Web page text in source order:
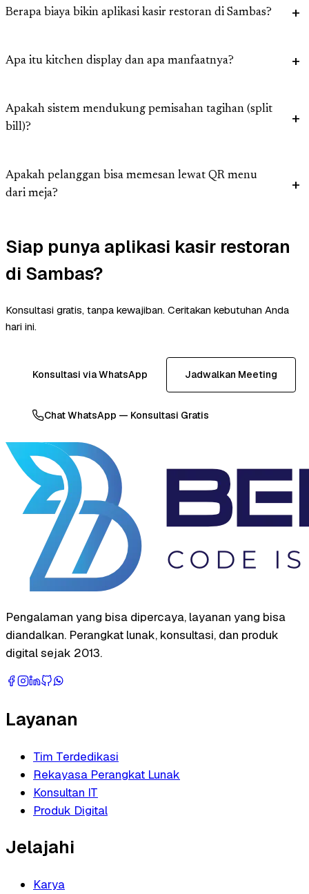
Berapa biaya bikin aplikasi kasir restoran di Sambas?
Apa itu kitchen display dan apa manfaatnya?
Apakah sistem mendukung pemisahan tagihan (split
bill)?
Apakah pelanggan bisa memesan lewat QR menu
dari meja?
Siap punya aplikasi kasir restoran
di Sambas?
Konsultasi gratis, tanpa kewajiban. Ceritakan kebutuhan Anda
hari ini.
Konsultasi via WhatsApp Jadwalkan Meeting
Chat WhatsApp — Konsultasi Gratis
Pengalaman yang bisa dipercaya, layanan yang bisa
diandalkan. Perangkat lunak, konsultasi, dan produk
digital sejak 2013.
Layanan
Tim Terdedikasi
Rekayasa Perangkat Lunak
Konsultan IT
Produk Digital
Jelajahi
Karya